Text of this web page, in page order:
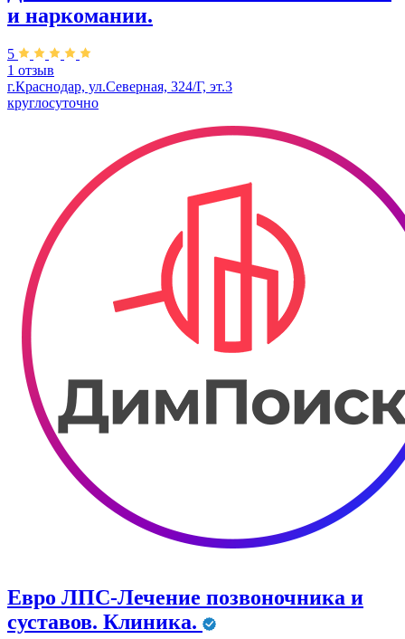
и наркомании.
5
1 отзыв
г.Краснодар, ул.Северная, 324/Г, эт.3
круглосуточно
Евро ЛПС-Лечение позвоночника и
суставов. Клиника.